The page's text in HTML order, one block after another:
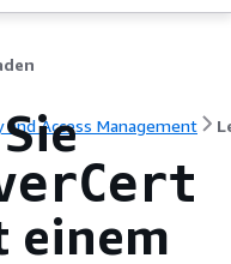
and Access Management
einem